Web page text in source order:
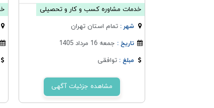
خدمات مشاوره کسب و کار و تحصیلی
شهر :تمام استان تهران
تاریخ : جمعه 16 مرداد 1405
مبلغ :توافقی
مشاهده جزئیات آگهی